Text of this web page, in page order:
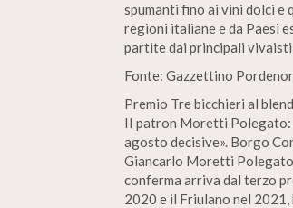
spumanti fino ai vini dolci e
regioni italiane e da Paesi
partite dai principali vivaisti
Fonte: Gazzettino
Premio Tre bicchieri al
II patron Moretti Polegato:
agosto decisive». Borgo
Giancarlo Moretti
conferma arriva dal terzo
2020 e il Friulano nel